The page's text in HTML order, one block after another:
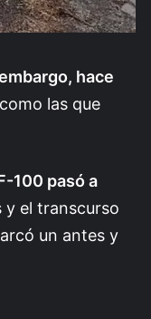
hace
las que
100 pasó a
y el transcurso
un antes y